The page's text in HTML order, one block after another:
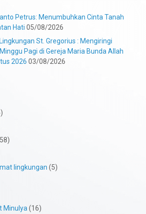
Petrus: Menumbuhkan Cinta Tanah
Hati 05/08/2026
St. Gregorius : Mengiringi
Pagi di Gereja Maria Bunda Allah
2026 03/08/2026
lingkungan (5)
Minulya(16)